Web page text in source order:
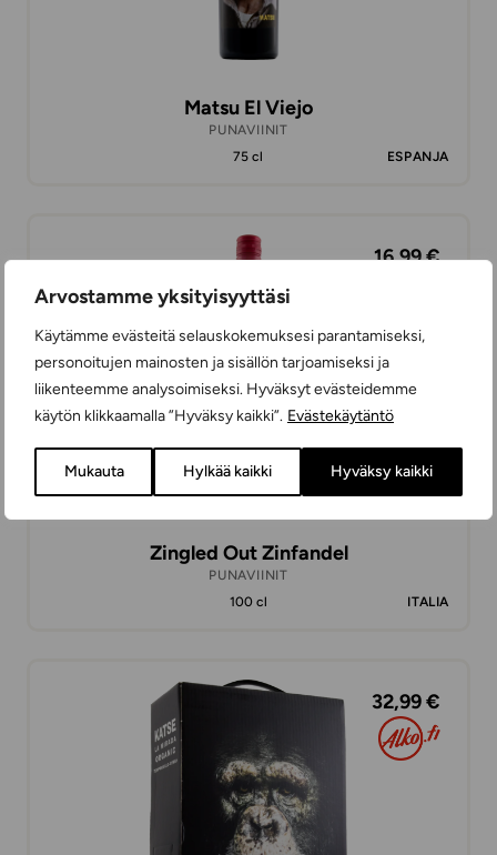
Arvostamme yksityisyyttäsi
Käytämme evästeitä selauskokemuksesi parantamiseksi,
personoitujen mainosten ja sisällön tarjoamiseksi ja
liikenteemme analysoimiseksi. Hyväksyt evästeidemme
käytön klikkaamalla ”Hyväksy kaikki”. Evästekäytäntö
Mukauta Hylkää kaikki Hyväksy kaikki
Matsu El Viejo
PUNAVIINIT
75 cl
ESPANJA
16,99 €
Zingled Out Zinfandel
PUNAVIINIT
100 cl
ITALIA
32,99 €